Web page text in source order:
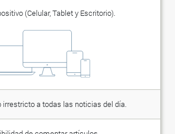
(Celular, Tablet y Escritorio).
irrestricto a todas las noticias del día.